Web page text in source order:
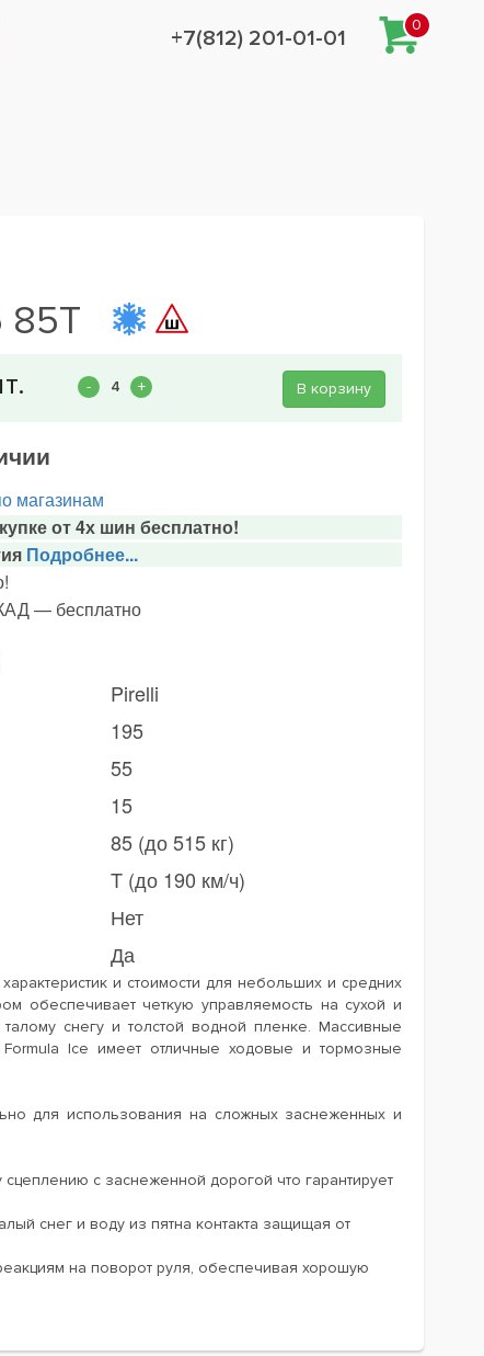
+7(812) 201-01-01
0
85T
В корзину
магазинам
от 4х шин бесплатно!
Подробнее...
— бесплатно
Pirelli
195
55
15
85 (до 515 кг)
T (до 190 км/ч)
Нет
Да
и стоимости для небольших и средних
обеспечивает четкую управляемость на сухой и
снегу и толстой водной пленке. Массивные
Ice имеет отличные ходовые и тормозные
для использования на сложных заснеженных и
с заснеженной дорогой что гарантирует
снег и воду из пятна контакта защищая от
на поворот руля, обеспечивая хорошую